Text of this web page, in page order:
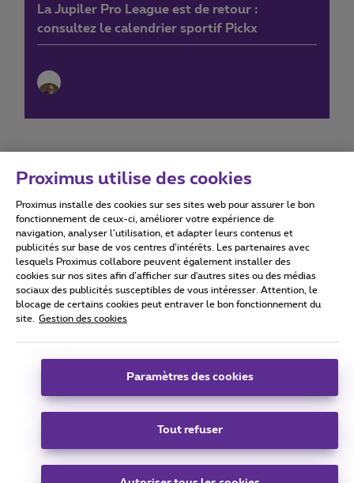
La Jupiler Pro League est de retour :
consultez le calendrier sportif Pickx
Conditions d'utilisation Accessibility statement
Tous droits réservés. © 2026 Proximus
Conditions générales, info consommateur
Coordonnées de l’entreprise
Boulevard du Roi Albert II 27 - B-1030 Bruxelles.
Carrier & Wholesale Solutions
Proximus utilise des cookies
Proximus installe des cookies sur ses sites web pour assurer le bon
fonctionnement de ceux-ci, améliorer votre expérience de
navigation, analyser l’utilisation, et adapter leurs contenus et
publicités sur base de vos centres d’intérêts. Les partenaires avec
lesquels Proximus collabore peuvent également installer des
cookies sur nos sites afin d’afficher sur d'autres sites ou des médias
sociaux des publicités susceptibles de vous intéresser. Attention, le
blocage de certains cookies peut entraver le bon fonctionnement du
site.
Gestion des cookies
Paramètres des cookies
Tout refuser